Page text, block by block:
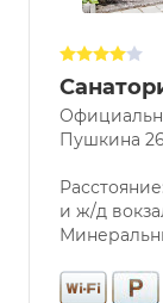
Пушкина 26
и ж/д